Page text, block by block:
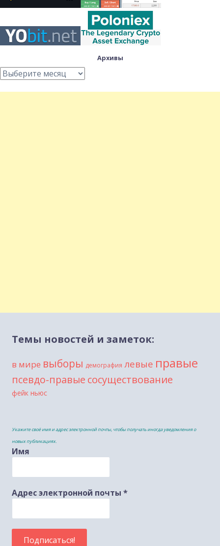
Архивы
Архивы
Темы новостей и заметок:
в мире выборы демография левые правые
псевдо-правые сосуществование
фейк ньюс
Укажите своё имя и адрес электронной почты, чтобы получать иногда уведомления о
новых публикациях.
Имя
Адрес электронной почты *